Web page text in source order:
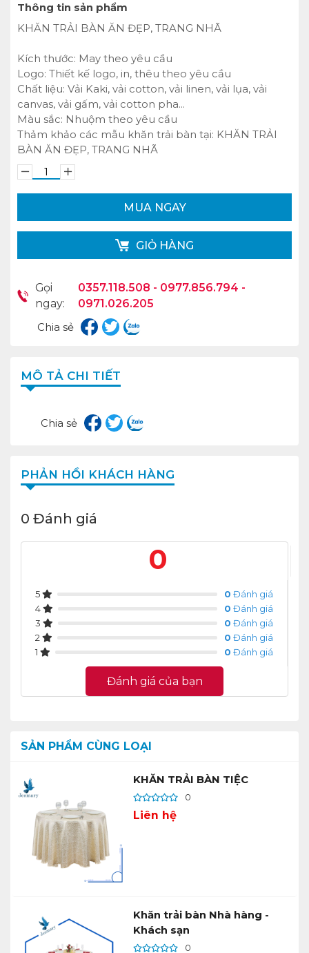
Thông tin sản phẩm
KHĂN TRẢI BÀN ĂN ĐẸP, TRANG NHÃ
Kích thước: May theo yêu cầu
Logo: Thiết kế logo, in, thêu theo yêu cầu
Chất liệu: Vải Kaki, vải cotton, vải linen, vải lụa, vải
canvas, vải gấm, vải cotton pha...
Màu sắc: Nhuộm theo yêu cầu
Thảm khảo các mẫu khăn trải bàn tại: KHĂN TRẢI
BÀN ĂN ĐẸP, TRANG NHÃ
MUA NGAY
GIỎ HÀNG
Gọi
ngay:
0357.118.508 - 0977.856.794 -
0971.026.205
Chia sẻ
MÔ TẢ CHI TIẾT
Chia sẻ
PHẢN HỒI KHÁCH HÀNG
0 Đánh giá
0
5 0 Đánh giá
4
0 Đánh giá
3
0 Đánh giá
2
0 Đánh giá
1
0 Đánh giá
Đánh giá của bạn
SẢN PHẨM CÙNG LOẠI
KHĂN TRẢI BÀN TIỆC
0
Liên hệ
Khăn trải bàn Nhà hàng -
Khách sạn
0